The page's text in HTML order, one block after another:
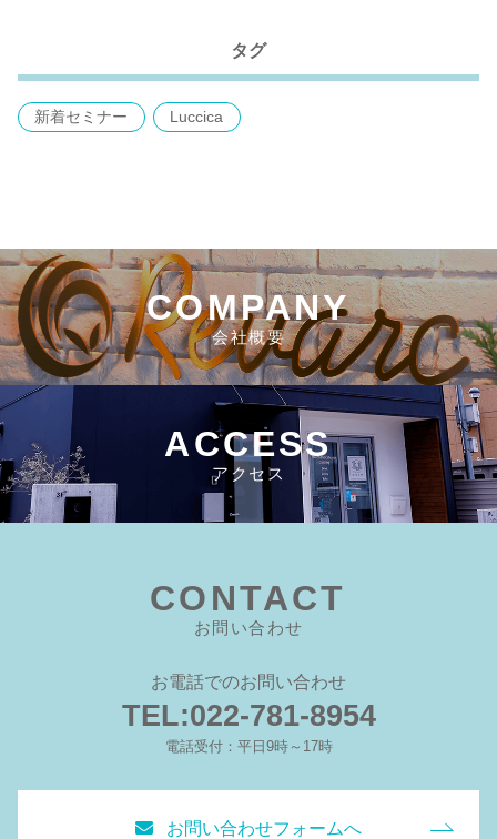
タグ
新着セミナー Luccica
COMPANY
会社概要
ACCESS
アクセス
CONTACT
お問い合わせ
お電話でのお問い合わせ
TEL:022-781-8954
電話受付：平日9時～17時
お問い合わせフォームへ